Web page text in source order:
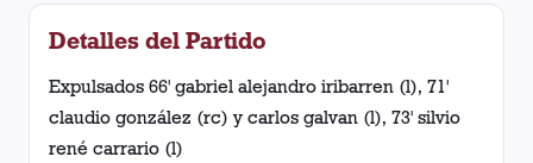
Detalles del Partido
Expulsados 66' gabriel alejandro iribarren (l), 71'
claudio gonzález (rc) y carlos galvan (l), 73' silvio
rené carrario (l)